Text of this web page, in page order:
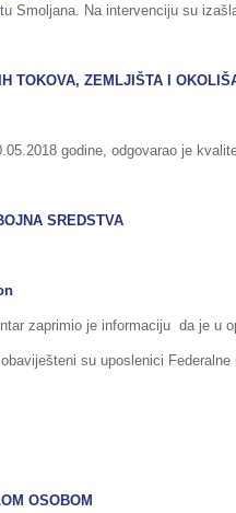
Smoljana. Na intervenciju su
TOKOVA, ZEMLJIŠTA I
godine, odgovarao je
SREDSTVA
zaprimio je informaciju da je u
su uposlenici
OSOBOM